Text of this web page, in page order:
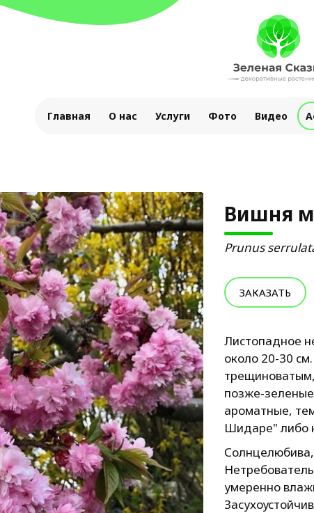
Главная О нас Услуги Фото Видео
Вишня
Prunus
ЗАКАЗАТЬ
Листопадное
около 20-30
позже-
ароматные,
Шидаре" либо
умеренно